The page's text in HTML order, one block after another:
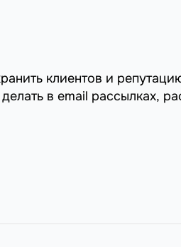
клиентов и
в email рассылках,